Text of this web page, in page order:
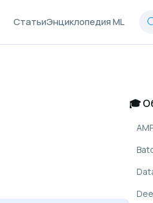
СтатьиЭнциклопедия ML
🎓